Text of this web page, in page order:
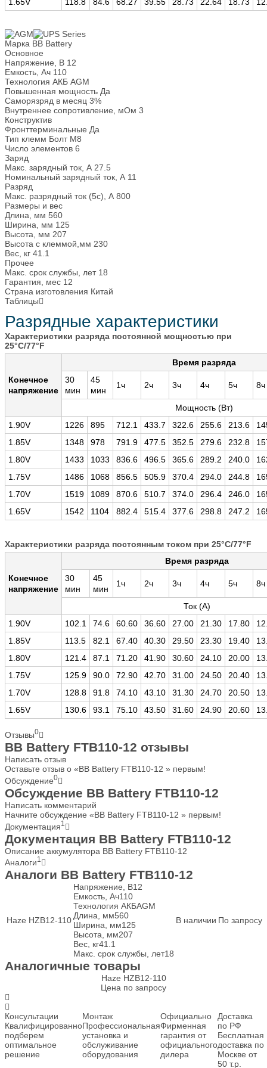
Марка BB Battery
Основное
Напряжение, В 12
Емкость, Ач 110
Технология АКБ AGM
Повышенная мощность Да
Саморязряд в месяц 3%
Внутреннее сопротивление, мОм 3
Конструктив
Фронттерминальные Да
Тип клемм Болт М8
Число элементов 6
Заряд
Макс. зарядный ток, А 27.5
Номинальный зарядный ток, А 11
Разряд
Макс. разрядный ток (5с), А 800
Размеры и вес
Длина, мм 560
Ширина, мм 125
Высота, мм 207
Высота с клеммой,мм 230
Вес, кг 41.1
Прочее
Макс. срок службы, лет 18
Гарантия, мес 12
Страна изготовления Китай
Таблицы
Разрядные характеристики
Характеристики разряда постоянной мощностью при
25°C/77°F
Конечное
напряжение
Время разряда
30
мин
45
мин
1ч 2ч 3ч 4ч 5ч 8ч
Мощность (Вт)
1.90V
1226 895 712.1 433.7 322.6 255.6 213.6
1.85V
1348 978 791.9 477.5 352.5 279.6 232.8
1.80V
1433 1033 836.6 496.5 365.6 289.2 240.0
1.75V
1486 1068 856.5 505.9 370.4 294.0 244.8
1.70V
1519 1089 870.6 510.7 374.0 296.4 246.0
1.65V
1542 1104 882.4 515.4 377.6 298.8 247.2
Характеристики разряда постоянным током при 25°C/77°F
Конечное
напряжение
Время разряда
30
мин
45
мин
1ч 2ч 3ч 4ч 5ч 8ч
Ток (A)
1.90V
102.1 74.6 60.60 36.60 27.00 21.30 17.80
1.85V
113.5 82.1 67.40 40.30 29.50 23.30 19.40
1.80V
121.4 87.1 71.20 41.90 30.60 24.10 20.00
1.75V
125.9 90.0 72.90 42.70 31.00 24.50 20.40
1.70V
128.8 91.8 74.10 43.10 31.30 24.70 20.50
1.65V
130.6 93.1 75.10 43.50 31.60 24.90 20.60
Отзывы0
BB Battery FTB110-12 отзывы
Написать отзыв
Оставьте отзыв о «BB Battery FTB110-12 » первым!
Обсуждение0
Обсуждение BB Battery FTB110-12
Написать комментарий
Начните обсуждение «BB Battery FTB110-12 » первым!
Документация1
Документация BB Battery FTB110-12
Описание аккумулятора BB Battery FTB110-12
Аналоги1
Аналоги BB Battery FTB110-12
Haze HZB12-110
Напряжение, В12
Емкость, Ач110
Технология АКБAGM
Длина, мм560
Ширина, мм125
Высота, мм207
Вес, кг41.1
Макс. срок службы, лет18
В наличии По запросу
Аналогичные товары
Haze HZB12-110
Цена по запросу
Консультации
Квалифицированно
подберем
оптимальное
решение
Монтаж
Профессиональная
установка и
обслуживание
оборудования
Официально
Фирменная
гарантия от
официального
дилера
Доставка
по РФ
Бесплатная
доставка по
Москве от
50 т.р.